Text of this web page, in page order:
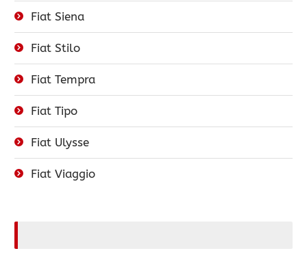
Fiat Siena
Fiat Stilo
Fiat Tempra
Fiat Tipo
Fiat Ulysse
Fiat Viaggio